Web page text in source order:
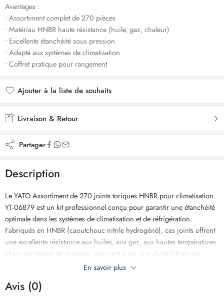
Avantages :
• Assortiment complet de 270 pièces
• Matériau HNBR haute résistance (huile, gaz, chaleur)
• Excellente étanchéité sous pression
• Adapté aux systèmes de climatisation
• Coffret pratique pour rangement
Ajouter à la liste de souhaits
Livraison & Retour
Partager
Description
Le YATO Assortiment de 270 joints toriques HNBR pour climatisation
YT-06879 est un kit professionnel conçu pour garantir une étanchéité
optimale dans les systèmes de climatisation et de réfrigération.
Fabriqués en HNBR (caoutchouc nitrile hydrogéné), ces joints offrent
une excellente résistance aux huiles, aux gaz, aux hautes températures
et aux variations de pression, assurant ainsi une durabilité et une
performance fiables. Le kit comprend 270 pièces réparties en
avec de nombreux systèmes de climatisation automobile et installations
En savoir plus
Avis (0)